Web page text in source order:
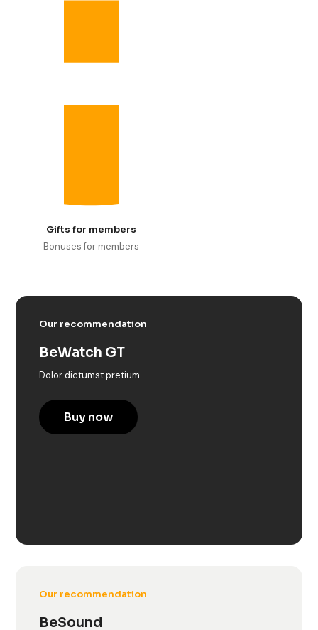
Gifts for members
Bonuses for members
Our recommendation
BeWatch GT
Dolor dictumst pretium
Buy now
Our recommendation
BeSound